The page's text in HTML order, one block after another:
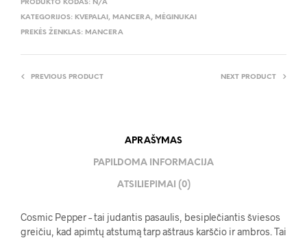
PRODUKTO KODAS: N/A
KATEGORIJOS: KVEPALAI , MANCERA, MĖGINUKAI
PREKĖS ŽENKLAS: MANCERA
PREVIOUS PRODUCT NEXT PRODUCT
APRAŠYMAS
PAPILDOMA INFORMACIJA
ATSILIEPIMAI (0)
Cosmic Pepper – tai judantis pasaulis, besiplečiantis šviesos
greičiu, kad apimtų atstumą tarp aštraus karščio ir ambros. Tai